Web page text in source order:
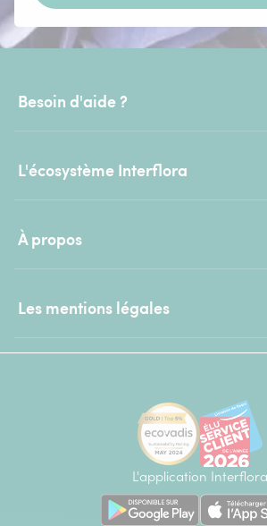
Besoin d'aide ?
L'écosystème Interflora
À propos
Les mentions légales
L'application Interflora